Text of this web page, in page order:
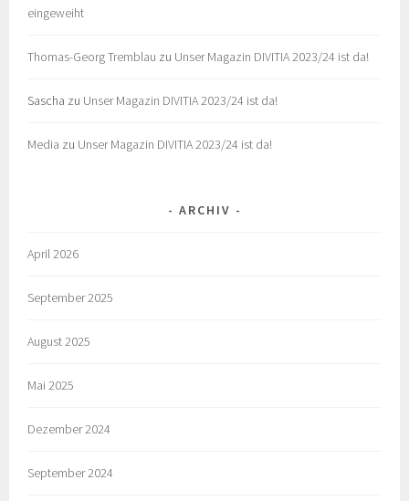
eingeweiht
Thomas-Georg Tremblau zu Unser Magazin DIVITIA 2023/24 ist da!
Sascha zu Unser Magazin DIVITIA 2023/24 ist da!
Media zu Unser Magazin DIVITIA 2023/24 ist da!
ARCHIV
April 2026
September 2025
August 2025
Mai 2025
Dezember 2024
September 2024